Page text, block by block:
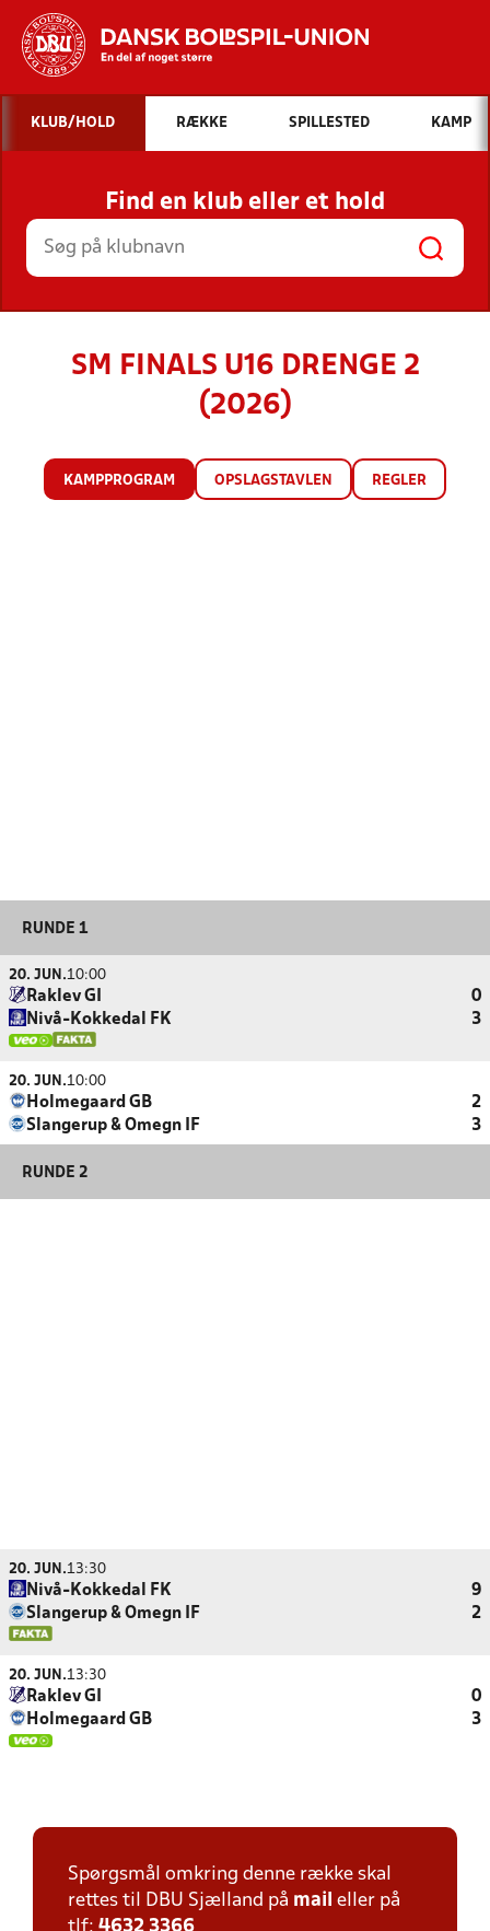
Hvad vil du søge efter?
INDHOLD OG NYHEDER
STILLINGER, RESULTATER, KLUBBER OG
HOLD
KLUB/HOLD RÆKKE SPILLESTED KAMP
Find en klub eller et hold
SM FINALS U16 DRENGE 2
(2026)
KAMPPROGRAM OPSLAGSTAVLEN REGLER
RUNDE 1
20. JUN.10:00
Raklev GI
0
Nivå-Kokkedal FK
3
20. JUN.10:00
Holmegaard GB
2
Slangerup & Omegn IF
3
RUNDE 2
20. JUN.13:30
Nivå-Kokkedal FK
9
Slangerup & Omegn IF
2
20. JUN.13:30
Raklev GI
0
Holmegaard GB
3
Spørgsmål omkring denne række skal
rettes til DBU Sjælland på mail eller på
tlf: 4632 3366